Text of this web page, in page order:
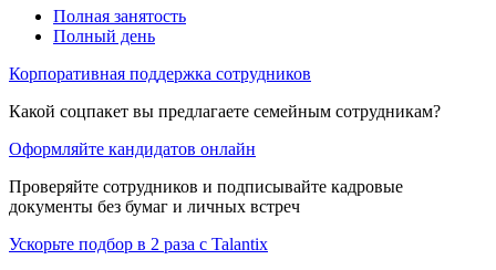
Полная занятость
Полный день
Корпоративная поддержка сотрудников
Какой соцпакет вы предлагаете семейным сотрудникам?
Оформляйте кандидатов онлайн
Проверяйте сотрудников и подписывайте кадровые
документы без бумаг и личных встреч
Ускорьте подбор в 2 раза с Talantix